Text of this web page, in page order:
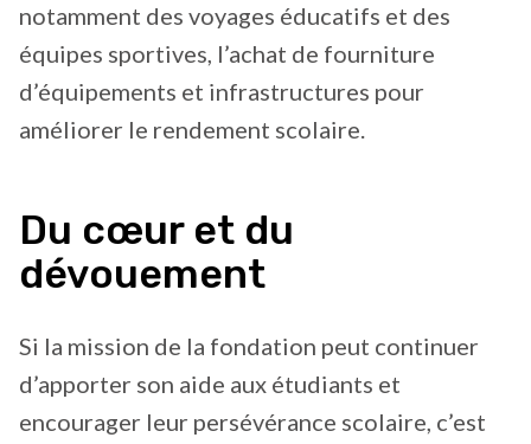
notamment des voyages éducatifs et des
équipes sportives, l’achat de fourniture
d’équipements et infrastructures pour
améliorer le rendement scolaire.
Du cœur et du
dévouement
Si la mission de la fondation peut continuer
d’apporter son aide aux étudiants et
encourager leur persévérance scolaire, c’est